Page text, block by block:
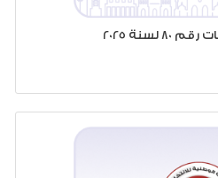
لسنة 2025